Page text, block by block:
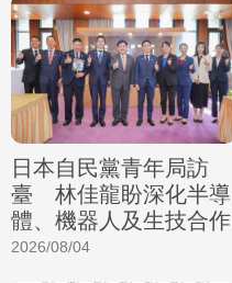
日本自民黨青年局訪
臺 林佳龍盼深化半導
體、機器人及生技合作
2026/08/04